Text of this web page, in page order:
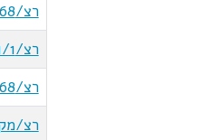
רצ/168א
רצ/1/1
רצ/8/168
רצ/מק/16/